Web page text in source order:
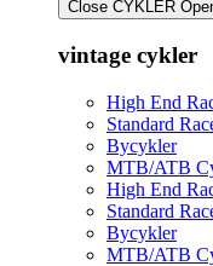
Close CYKLER
vintage cykler
High End
Standard
Bycykler
MTB/ATB
High End
Standard
Bycykler
MTB/ATB